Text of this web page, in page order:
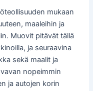
mukaan
maaleihin ja
Muovit pitävät tällä
ja seuraavina
sekä maalit ja
nopeimmin
ja autojen korin